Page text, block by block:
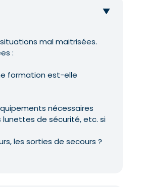
mal maitrisées.
:
formation est-elle
nécessaires
lunettes de sécurité, etc. si
les sorties de secours ?